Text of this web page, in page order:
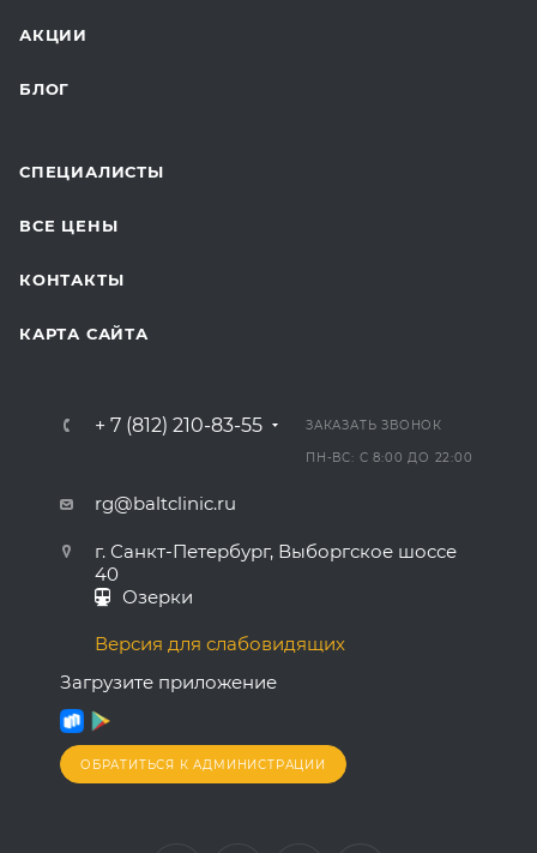
АКЦИИ
БЛОГ
СПЕЦИАЛИСТЫ
ВСЕ ЦЕНЫ
КОНТАКТЫ
КАРТА САЙТА
+ 7 (812) 210-83-55 ЗАКАЗАТЬ ЗВОНОК
ПН-ВС: С 8:00 ДО 22:00
rg@baltclinic.ru
г. Санкт-Петербург, Выборгское шоссе
40
Озерки
Версия для слабовидящих
Загрузите приложение
ОБРАТИТЬСЯ К АДМИНИСТРАЦИИ